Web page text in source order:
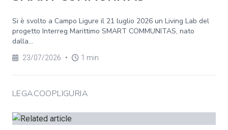
Si è svolto a Campo Ligure il 21 luglio 2026 un Living Lab del
progetto Interreg Marittimo SMART COMMUNITAS, nato
dalla...
23/07/2026 • 1 min
LEGACOOPLIGURIA